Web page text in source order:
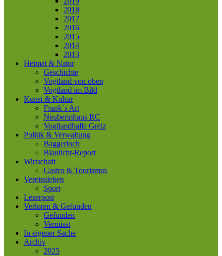
2018
2017
2016
2015
2014
2013
Heimat & Natur
Geschichte
Vogtland von oben
Vogtland im Bild
Kunst & Kultur
Frank´s Art
Neuberinhaus RC
Vogtlandhalle Greiz
Politik & Verwaltung
Baggerloch
Blaulicht-Report
Wirtschaft
Gastro & Tourismus
Vereinsleben
Sport
Leserpost
Verloren & Gefunden
Gefunden
Vermisst
In eigener Sache
Archiv
2025